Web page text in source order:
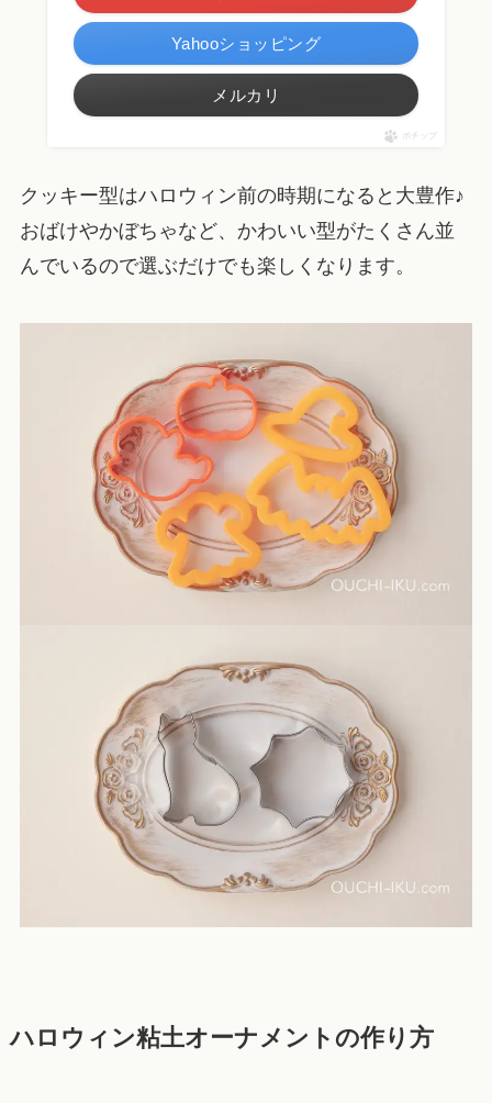
Yahooショッピング
メルカリ
ポチップ
クッキー型はハロウィン前の時期になると大豊作♪
おばけやかぼちゃなど、かわいい型がたくさん並
んでいるので選ぶだけでも楽しくなります。
ハロウィン粘土オーナメントの作り方